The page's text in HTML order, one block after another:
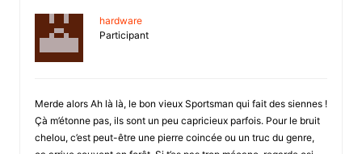
hardware
Participant
Merde alors Ah là là, le bon vieux Sportsman qui fait des siennes !
Çà m’étonne pas, ils sont un peu capricieux parfois. Pour le bruit
chelou, c’est peut-être une pierre coincée ou un truc du genre,